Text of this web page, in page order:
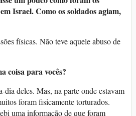
Israel. Como os soldados agiam,
físicas. Não teve aquele abuso de
coisa para vocês?
dia deles. Mas, na parte onde estavam
foram fisicamente torturados.
uma informação de que foram